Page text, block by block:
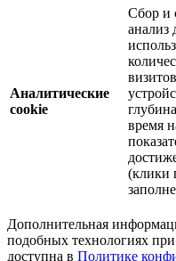
Аналитические
cookie
Сбор и
анализ
время
(клики
Дополнительная
подобных технологиях
доступна в Политике